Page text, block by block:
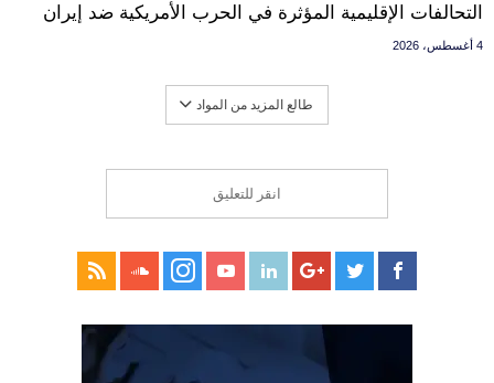
التحالفات الإقليمية المؤثرة في الحرب الأمريكية ضد إيران
4 أغسطس، 2026
طالع المزيد من المواد
انقر للتعليق